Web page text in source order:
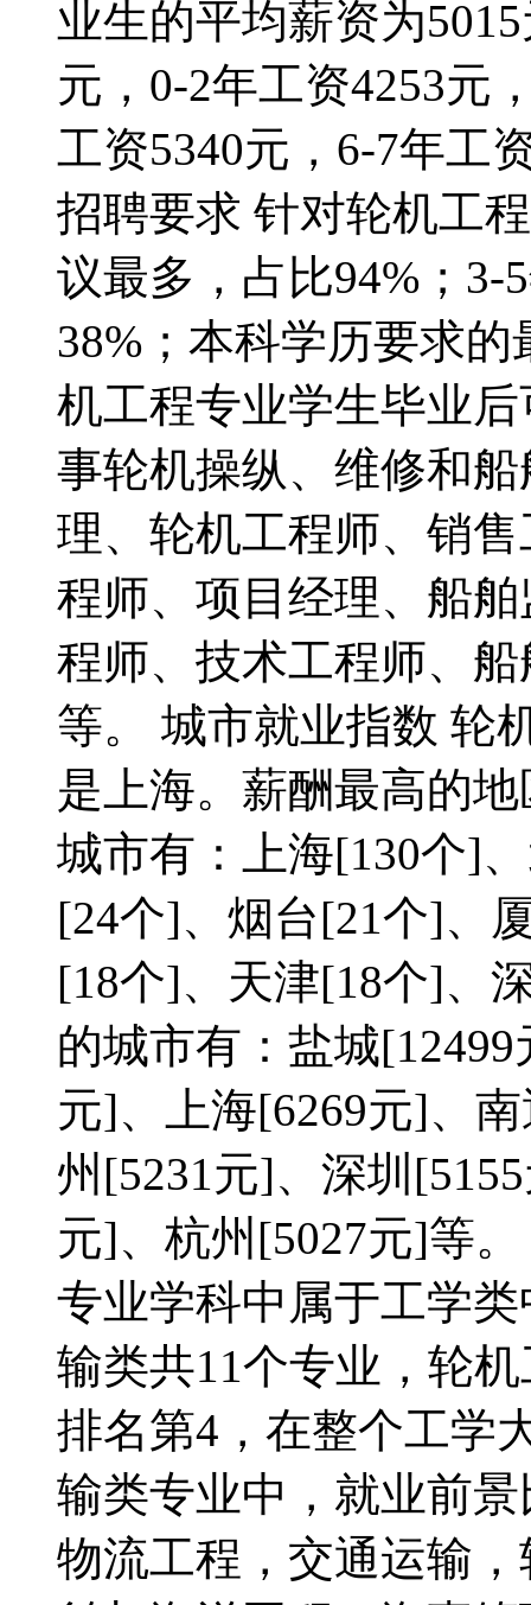
业生的平均薪资为
元，0-2年工资4253元
工资5340元，6-7年工
招聘要求 针对轮机工
议最多，占比94%；3-
38%；本科学历要求
机工程专业学生毕业
事轮机操纵、维修和
理、轮机工程师、销
程师、项目经理、船
程师、技术工程师、
等。 城市就业指数 轮
是上海。薪酬最高的
城市有：上海[130个]
[24个]、烟台[21个]、
[18个]、天津[18个]、
的城市有：盐城
元]、上海[6269元]、
州[5231元]、深圳
元]、杭州[5027元]等
专业学科中属于工学
输类共11个专业，轮
排名第4，在整个工学
输类专业中，就业前
物流工程，交通运输